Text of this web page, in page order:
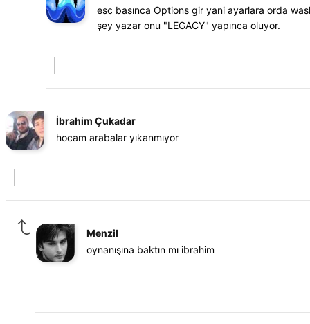
esc basınca Options gir yani ayarlara orda
şey yazar onu "LEGACY" yapınca oluyor.
İbrahim Çukadar
hocam arabalar yıkanmıyor
Menzil
oynanışına baktın mı ibrahim